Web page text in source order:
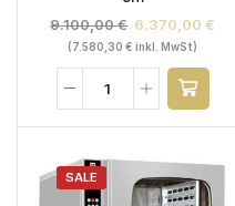
9.100,00€ 6.370,00€
(7.580,30€ inkl. MwSt)
SALE